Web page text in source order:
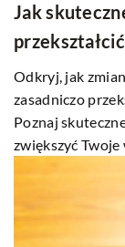
Jak
Odkryj, jak
zasadniczo
Poznaj
zwiększyć